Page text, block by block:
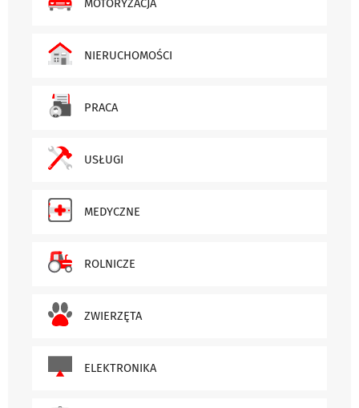
MOTORYZACJA
NIERUCHOMOŚCI
PRACA
USŁUGI
MEDYCZNE
ROLNICZE
ZWIERZĘTA
ELEKTRONIKA